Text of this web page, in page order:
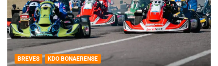
BREVES KDO BONAERENSE